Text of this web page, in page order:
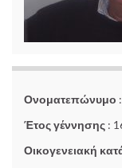
Ονοματεπώνυμο
Έτος γέννησης :
Οικογενειακή